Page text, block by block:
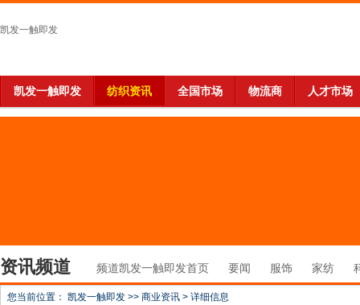
凯发一触即发
凯发一触即发 纺织资讯 全国市场 物流商 人才市场
资讯频道 频道凯发一触即发首页 要闻 服饰 家纺
您当前位置： 凯发一触即发 >> 商业资讯 > 详细信息